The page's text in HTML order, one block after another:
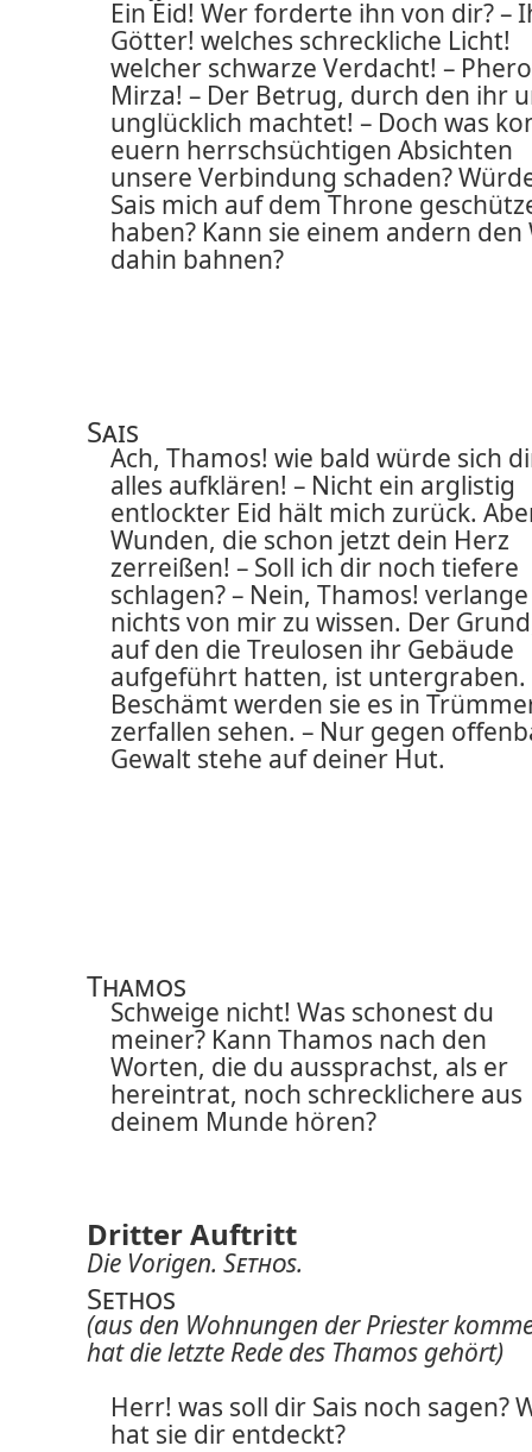
Ein Eid! Wer forderte ihn von dir? –
Götter! welches schreckliche Licht!
welcher schwarze Verdacht! –
Mirza! – Der Betrug, durch den ihr
unglücklich machtet! – Doch was
euern herrschsüchtigen Absichten
unsere Verbindung schaden?
Sais mich auf dem Throne
haben? Kann sie einem andern den
dahin bahnen?
Sais
Ach, Thamos! wie bald würde sich
alles aufklären! – Nicht ein arglistig
entlockter Eid hält mich zurück.
Wunden, die schon jetzt dein Herz
zerreißen! – Soll ich dir noch tiefere
schlagen? – Nein, Thamos! verlange
nichts von mir zu wissen. Der
auf den die Treulosen ihr Gebäude
aufgeführt hatten, ist untergraben.
Beschämt werden sie es in
zerfallen sehen. – Nur gegen
Gewalt stehe auf deiner Hut.
Thamos
Schweige nicht! Was schonest du
meiner? Kann Thamos nach den
Worten, die du aussprachst, als er
hereintrat, noch schrecklichere aus
deinem Munde hören?
Dritter Auftritt
Die Vorigen. Sethos.
Sethos
(aus den Wohnungen der Priester
hat die letzte Rede des Thamos gehört)
Herr! was soll dir Sais noch sagen?
hat sie dir entdeckt?